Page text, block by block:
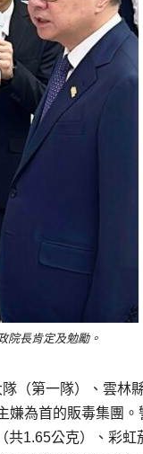
院長肯定及勉勵。
（第一隊）、雲林
嫌為首的販毒集團。
共1.65公克）、彩虹